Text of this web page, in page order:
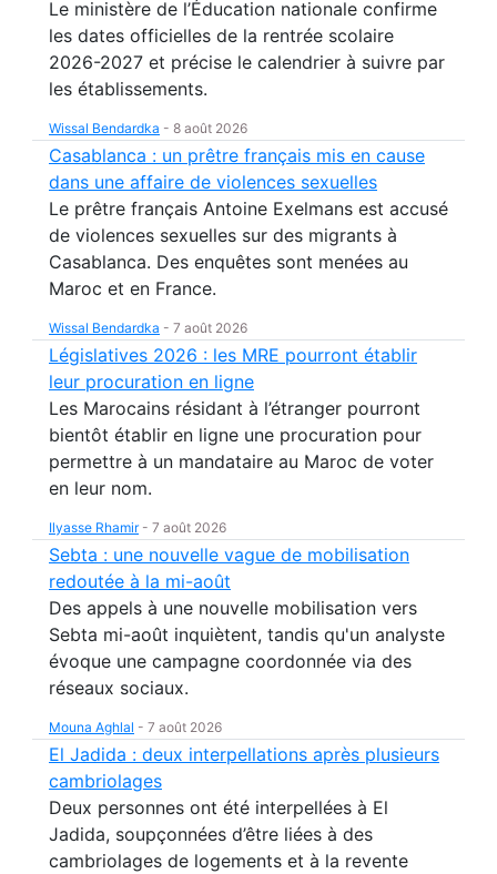
Le ministère de l’Éducation nationale confirme
les dates officielles de la rentrée scolaire
2026-2027 et précise le calendrier à suivre par
les établissements.
Wissal Bendardka - 8 août 2026
Casablanca : un prêtre français mis en cause
dans une affaire de violences sexuelles
Le prêtre français Antoine Exelmans est accusé
de violences sexuelles sur des migrants à
Casablanca. Des enquêtes sont menées au
Maroc et en France.
Wissal Bendardka - 7 août 2026
Législatives 2026 : les MRE pourront établir
leur procuration en ligne
Les Marocains résidant à l’étranger pourront
bientôt établir en ligne une procuration pour
permettre à un mandataire au Maroc de voter
en leur nom.
Ilyasse Rhamir- 7 août 2026
Sebta : une nouvelle vague de mobilisation
redoutée à la mi-août
Des appels à une nouvelle mobilisation vers
Sebta mi-août inquiètent, tandis qu'un analyste
évoque une campagne coordonnée via des
réseaux sociaux.
Mouna Aghlal - 7 août 2026
El Jadida : deux interpellations après plusieurs
cambriolages
Deux personnes ont été interpellées à El
Jadida, soupçonnées d’être liées à des
cambriolages de logements et à la revente